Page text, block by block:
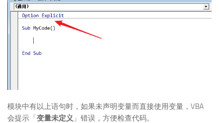
模块中有以上语句时，如果未声明变量而直接使用变量，VBA
会提示「变量未定义 」错误，方便检查代码。